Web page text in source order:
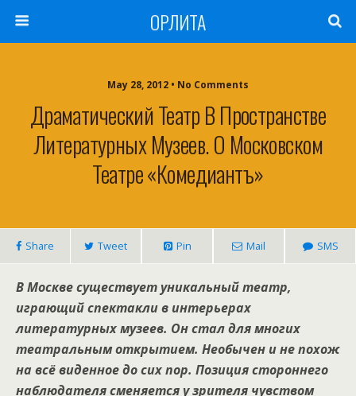
ОРЛИТА
May 28, 2012 • No Comments
Драматический Театр В Пространстве
Литературных Музеев. О Московском
Театре «Комедиантъ»
Share Tweet Pin Mail SMS
В Москве существует уникальный театр,
играющий спектакли в интерьерах
литературных музеев. Он стал для многих
театральным открытием. Необычен и не похож
на всё виденное до сих пор. Позиция стороннего
наблюдателя сменяется у зрителя чувством